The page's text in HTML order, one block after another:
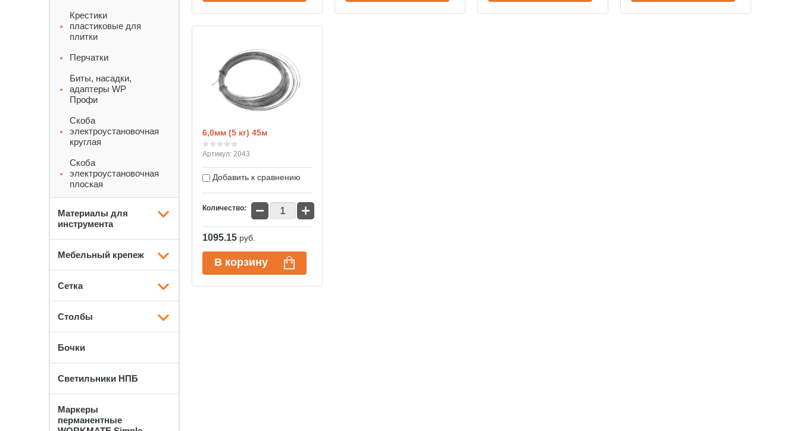
6,0мм (5 кг) 45м
Артикул: 2043
Добавить к сравнению
Количество: − +
1095.15 руб.
В корзину
Крестики
пластиковые для
плитки
Перчатки
Биты, насадки,
адаптеры WP
Профи
Скоба
электроустановочная
круглая
Скоба
электроустановочная
плоская
Материалы для
инструмента
Мебельный крепеж
Сетка
Столбы
Бочки
Светильники НПБ
Маркеры
перманентные